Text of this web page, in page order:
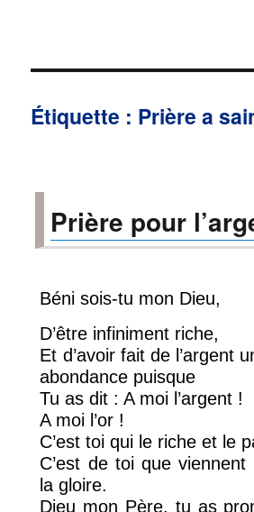
Étiquette : Prière a
Prière pour
Béni sois-tu mon Dieu,
D’être infiniment riche,
Et d’avoir fait de l’argent
abondance puisque
Tu as dit : A moi l’argent !
A moi l’or !
C’est toi qui le riche et le
C’est de toi que
la gloire.
Dieu mon Père, tu as